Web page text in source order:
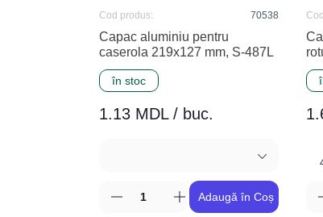
în stoc
Capac aluminiu pentru
caserola 219x127 mm, S-487L
Cod produs: 70538
1.13 MDL / buc.
Adaugă în Coș